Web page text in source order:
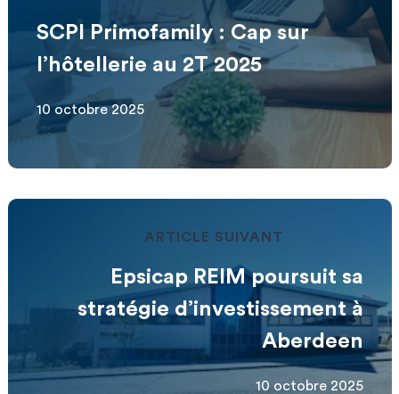
SCPI Primofamily : Cap sur
l’hôtellerie au 2T 2025
10 octobre 2025
ARTICLE SUIVANT
Epsicap REIM poursuit sa
stratégie d’investissement à
Aberdeen
10 octobre 2025